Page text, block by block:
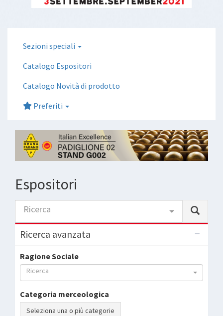
Sezioni speciali
Catalogo Espositori
Catalogo Novità di prodotto
Preferiti
Espositori
Ricerca
Ricerca avanzata
Ragione Sociale
Ricerca
Categoria merceologica
Seleziona una o più categorie